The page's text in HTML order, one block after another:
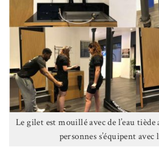
Le gilet est mouillé avec de l’eau
personnes s’équipent avec